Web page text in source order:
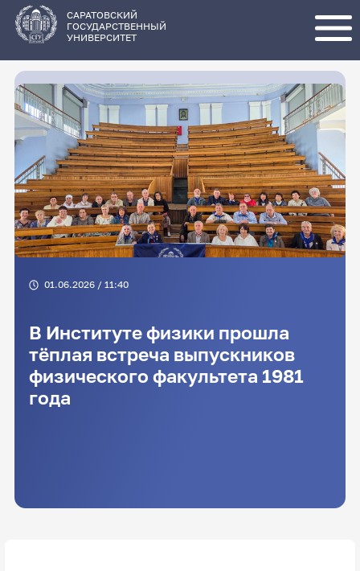
основному
содержанию
САРАТОВСКИЙ
ГОСУДАРСТВЕННЫЙ
УНИВЕРСИТЕТ
01.06.2026 / 11:40
В Институте физики прошла
тёплая встреча выпускников
физического факультета 1981
года